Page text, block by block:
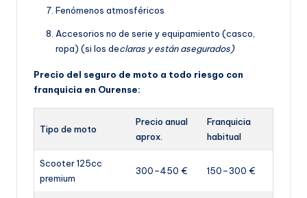
Fenómenos atmosféricos
Accesorios no de serie y equipamiento (casco,
ropa) (si los declaras y están asegurados)
Precio del seguro de moto a todo riesgo con
franquicia en Ourense:
Tipo de moto
Precio anual
aprox.
Franquicia
habitual
Scooter 125cc
premium
300–450 € 150–300 €